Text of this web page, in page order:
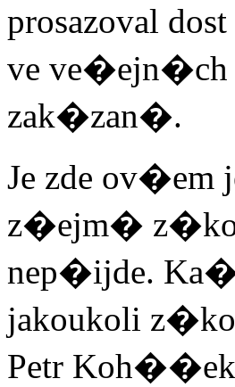
prosazoval
ve ve�ejn�ch
zak�zan�.
Je zde
z�ejm� z�kon
nep�ijde.
jakoukoli
Petr